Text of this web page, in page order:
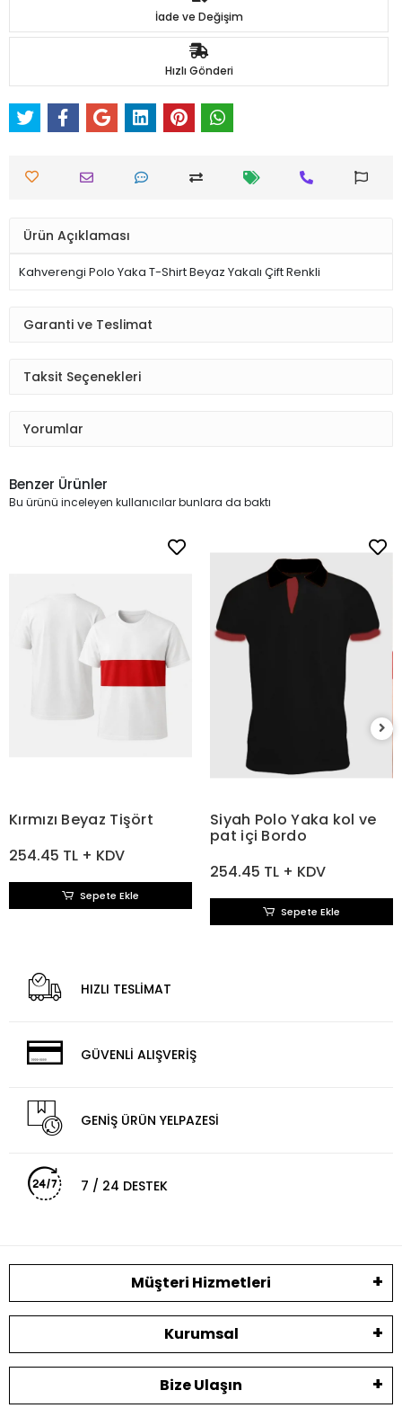
İade ve Değişim
Hızlı Gönderi
Ürün Açıklaması
Kahverengi Polo Yaka T-Shirt Beyaz Yakalı Çift Renkli
Garanti ve Teslimat
Taksit Seçenekleri
Yorumlar
Benzer Ürünler
Bu ürünü inceleyen kullanıcılar bunlara da baktı
Kırmızı Beyaz Tişört
254.45 TL + KDV
Sepete Ekle
Siyah Polo Yaka kol ve
pat içi Bordo
254.45 TL + KDV
Sepete Ekle
HIZLI TESLİMAT
GÜVENLİ ALIŞVERİŞ
GENİŞ ÜRÜN YELPAZESİ
7 / 24 DESTEK
Müşteri Hizmetleri
Kurumsal
Bize Ulaşın